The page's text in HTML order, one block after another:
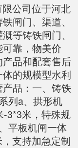
公司位于河北
闸门、渠道、
等铸铁闸门、
靠，物美价
品和配套售后
的规模型水利
品：一、铸铁
列a、拱形机
-3*3米，特殊规
平板机闸一体
支持加急定制